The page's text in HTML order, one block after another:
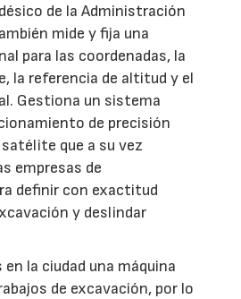
de la Administración
mide y fija una
para las coordenadas, la
la referencia de altitud y el
Gestiona un sistema
de precisión
que a su vez
empresas de
definir con exactitud
y deslindar
la ciudad una máquina
de excavación, por lo